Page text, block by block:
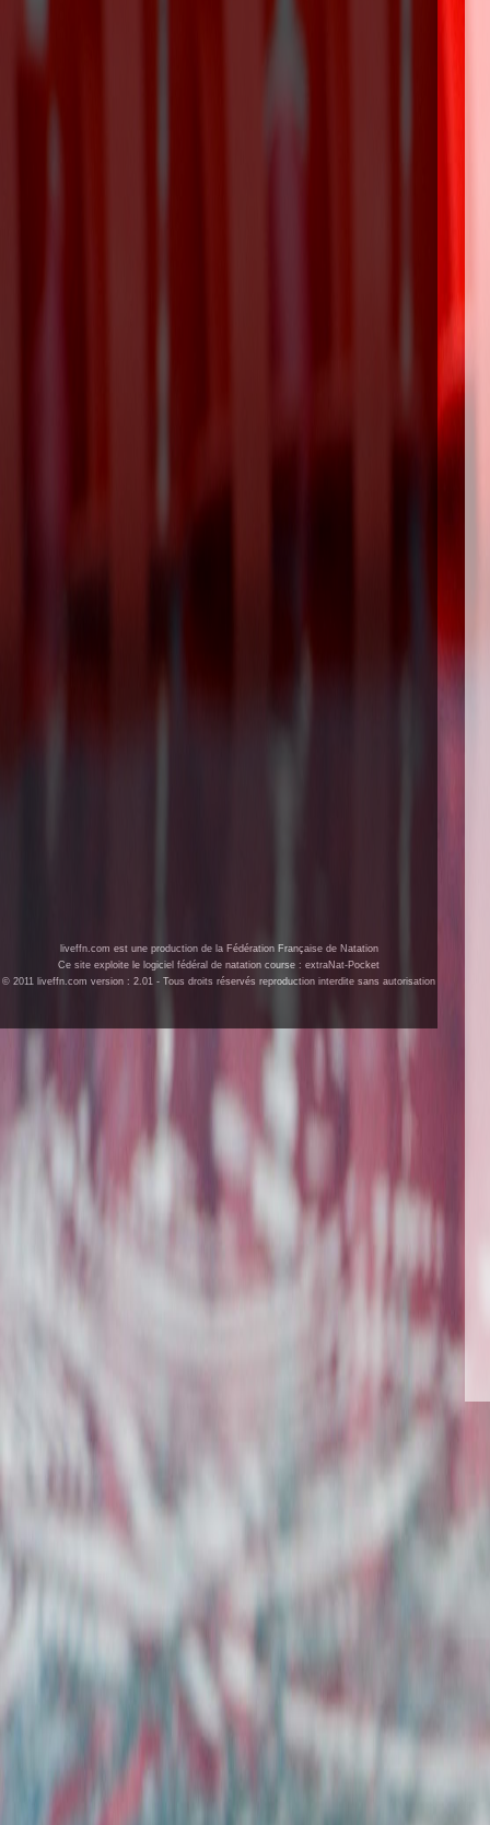
liveffn.com est une production de la Fédération Française de Natation
Ce site exploite le logiciel fédéral de natation course : extraNat-Pocket
© 2011 liveffn.com version : 2.01 - Tous droits réservés reproduction interdite sans autorisation